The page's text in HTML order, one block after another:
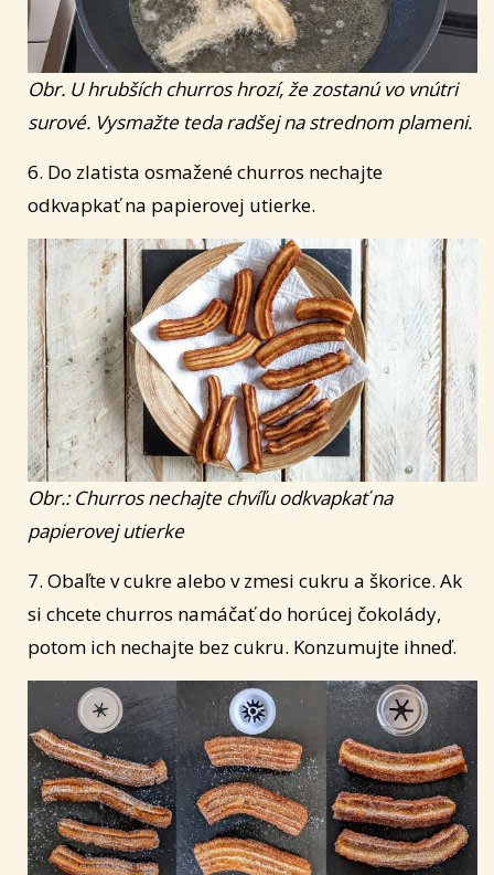
Obr. U hrubších churros hrozí, že zostanú vo vnútri
surové. Vysmažte teda radšej na strednom plameni.
6. Do zlatista osmažené churros nechajte
odkvapkať na papierovej utierke.
Obr.: Churros nechajte chvíľu odkvapkať na
papierovej utierke
7. Obaľte v cukre alebo v zmesi cukru a škorice. Ak
si chcete churros namáčať do horúcej čokolády,
potom ich nechajte bez cukru. Konzumujte ihneď.